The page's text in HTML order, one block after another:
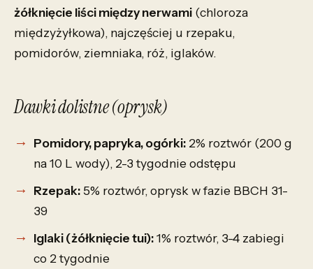
żółknięcie liści między nerwami (chloroza
międzyżyłkowa), najczęściej u rzepaku,
pomidorów, ziemniaka, róż, iglaków.
Dawki dolistne (oprysk)
Pomidory, papryka, ogórki: 2% roztwór (200 g
na 10 L wody), 2-3 tygodnie odstępu
Rzepak: 5% roztwór, oprysk w fazie BBCH 31-
39
Iglaki (żółknięcie tui):1% roztwór, 3-4 zabiegi
co 2 tygodnie